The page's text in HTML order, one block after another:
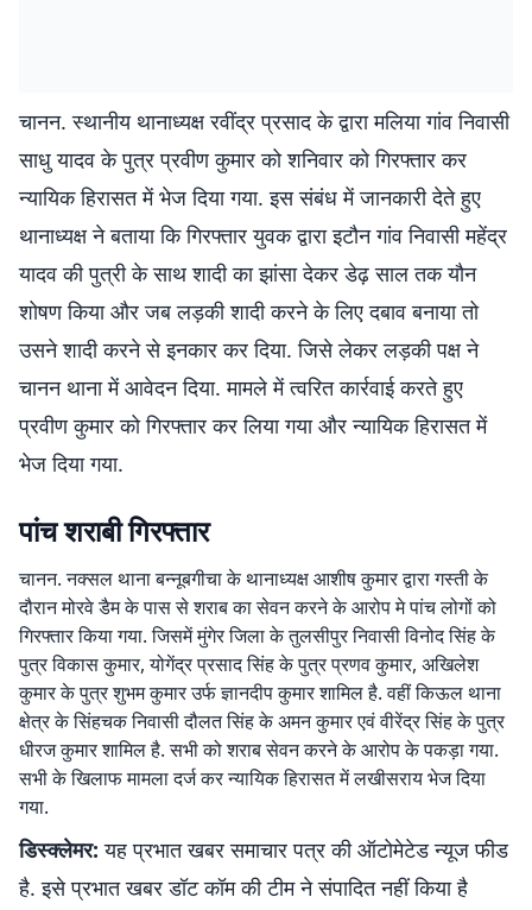
चानन. स्थानीय थानाध्यक्ष रवींद्र प्रसाद के द्वारा मलिया गांव निवासी
साधु यादव के पुत्र प्रवीण कुमार को शनिवार को गिरफ्तार कर
न्यायिक हिरासत में भेज दिया गया. इस संबंध में जानकारी देते हुए
थानाध्यक्ष ने बताया कि गिरफ्तार युवक द्वारा इटौन गांव निवासी महेंद्र
यादव की पुत्री के साथ शादी का झांसा देकर डेढ़ साल तक यौन
शोषण किया और जब लड़की शादी करने के लिए दबाव बनाया तो
उसने शादी करने से इनकार कर दिया. जिसे लेकर लड़की पक्ष ने
चानन थाना में आवेदन दिया. मामले में त्वरित कार्रवाई करते हुए
प्रवीण कुमार को गिरफ्तार कर लिया गया और न्यायिक हिरासत में
भेज दिया गया.
पांच शराबी गिरफ्तार
चानन. नक्सल थाना बन्नूबगीचा के थानाध्यक्ष आशीष कुमार द्वारा गस्ती के
दौरान मोरवे डैम के पास से शराब का सेवन करने के आरोप मे पांच लोगों को
गिरफ्तार किया गया. जिसमें मुंगेर जिला के तुलसीपुर निवासी विनोद सिंह के
पुत्र विकास कुमार, योगेंद्र प्रसाद सिंह के पुत्र प्रणव कुमार, अखिलेश
कुमार के पुत्र शुभम कुमार उर्फ ज्ञानदीप कुमार शामिल है. वहीं किऊल थाना
क्षेत्र के सिंहचक निवासी दौलत सिंह के अमन कुमार एवं वीरेंद्र सिंह के पुत्र
धीरज कुमार शामिल है. सभी को शराब सेवन करने के आरोप के पकड़ा गया.
सभी के खिलाफ मामला दर्ज कर न्यायिक हिरासत में लखीसराय भेज दिया
गया.
डिस्क्लेमर: यह प्रभात खबर समाचार पत्र की ऑटोमेटेड न्यूज फीड
है. इसे प्रभात खबर डॉट कॉम की टीम ने संपादित नहीं किया है